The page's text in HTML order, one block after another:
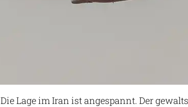
Die Lage im Iran ist angespannt. Der